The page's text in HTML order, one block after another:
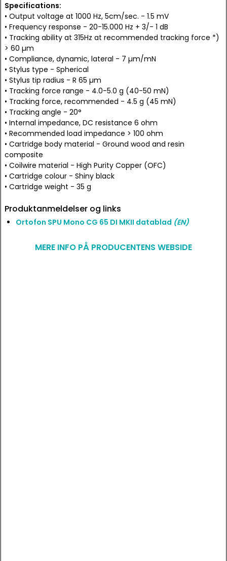
Specifications:
• Output voltage at 1000 Hz, 5cm/sec. - 1.5 mV
• Frequency response - 20-15.000 Hz + 3/- 1 dB
• Tracking ability at 315Hz at recommended tracking force *)
> 60 µm
• Compliance, dynamic, lateral - 7 µm/mN
• Stylus type - Spherical
• Stylus tip radius - R 65 µm
• Tracking force range - 4.0-5.0 g (40-50 mN)
• Tracking force, recommended - 4.5 g (45 mN)
• Tracking angle - 20°
• Internal impedance, DC resistance 6 ohm
• Recommended load impedance > 100 ohm
• Cartridge body material - Ground wood and resin
composite
• Coilwire material - High Purity Copper (OFC)
• Cartridge colour - Shiny black
• Cartridge weight - 35 g
Produktanmeldelser og links
Ortofon SPU Mono CG 65 DI MKII datablad (EN)
MERE INFO PÅ PRODUCENTENS WEBSIDE